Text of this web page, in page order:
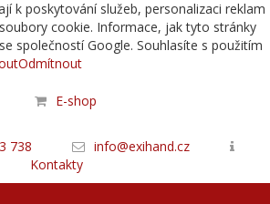
k poskytování služeb, personalizaci reklam
cookie. Informace, jak tyto stránky
společností Google. Souhlasíte s použitím
Odmítnout
E-shop
738
info@exihand.cz
Kontakty